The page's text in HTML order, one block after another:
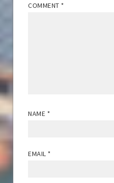
COMMENT *
NAME *
EMAIL *